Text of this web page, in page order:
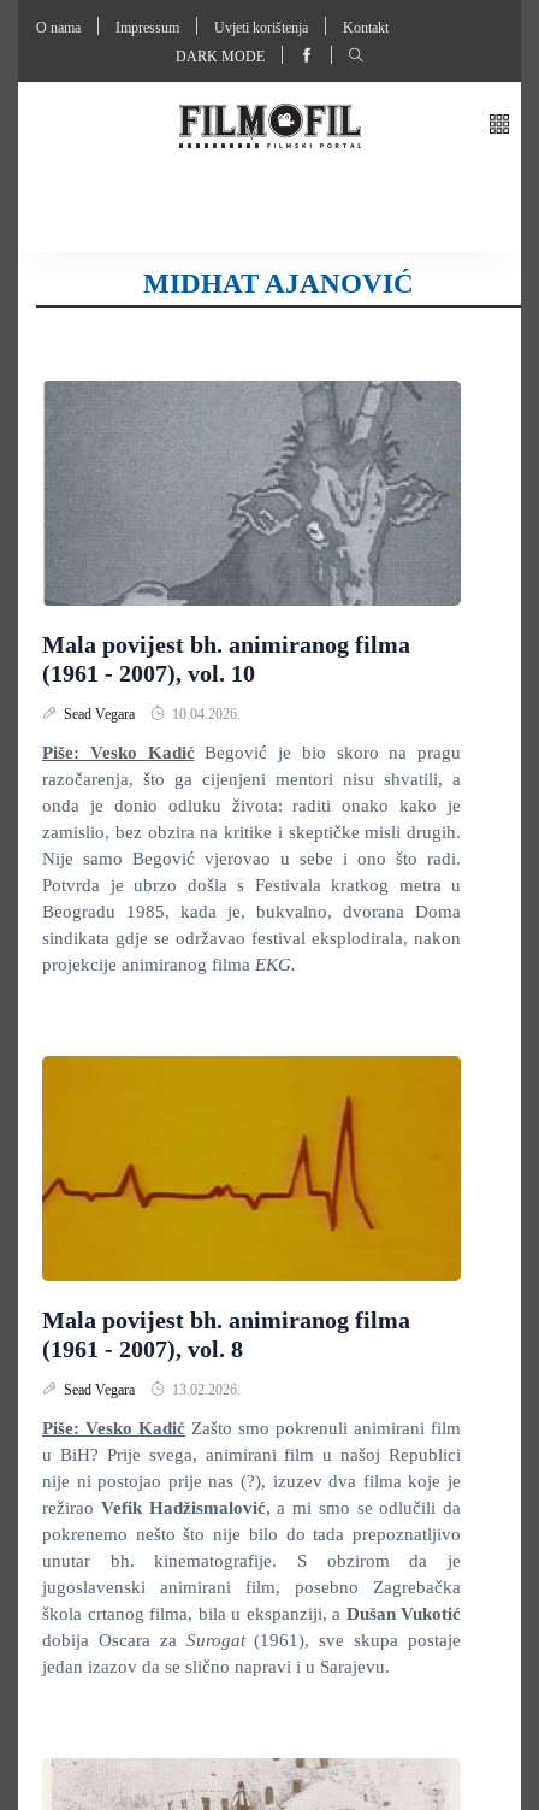
O nama Impressum Uvjeti korištenja
Kontakt
DARK MODE
MIDHAT AJANOVIĆ
Mala povijest bh. animiranog filma
(1961 - 2007), vol. 10
Sead Vegara 10.04.2026.
Piše: Vesko Kadić Begović je bio skoro na pragu
razočarenja, što ga cijenjeni mentori nisu shvatili, a
onda je donio odluku života: raditi onako kako je
zamislio, bez obzira na kritike i skeptičke misli drugih.
Nije samo Begović vjerovao u sebe i ono što radi.
Potvrda je ubrzo došla s Festivala kratkog metra u
Beogradu 1985, kada je, bukvalno, dvorana Doma
sindikata gdje se održavao festival eksplodirala, nakon
projekcije animiranog filma EKG.
Mala povijest bh. animiranog filma
(1961 - 2007), vol. 8
Sead Vegara 13.02.2026.
Piše: Vesko Kadić Zašto smo pokrenuli animirani film
u BiH? Prije svega, animirani film u našoj Republici
nije ni postojao prije nas (?), izuzev dva filma koje je
režirao Vefik Hadžismalović, a mi smo se odlučili da
pokrenemo nešto što nije bilo do tada prepoznatljivo
unutar bh. kinematografije. S obzirom da je
jugoslavenski animirani film, posebno Zagrebačka
škola crtanog filma, bila u ekspanziji, a Dušan Vukotić
dobija Oscara za Surogat(1961), sve skupa postaje
jedan izazov da se slično napravi i u Sarajevu.